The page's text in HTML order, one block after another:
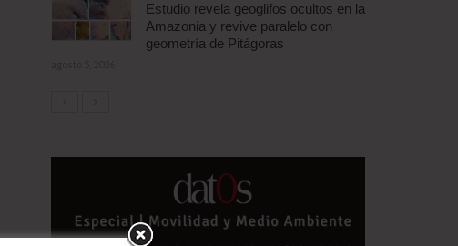
Estudio revela geoglifos ocultos en la
Amazonia y revive paralelo con
geometría de Pitágoras